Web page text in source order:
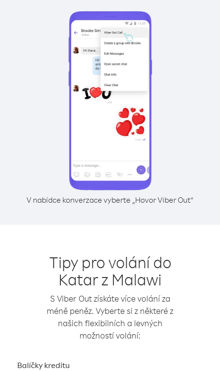
V nabídce konverzace vyberte „Hovor Viber Out“
Tipy pro volání do
Katar z Malawi
S Viber Out získáte více volání za
méně peněz. Vyberte si z některé z
našich flexibilních a levných
možností volání:
Balíčky kreditu